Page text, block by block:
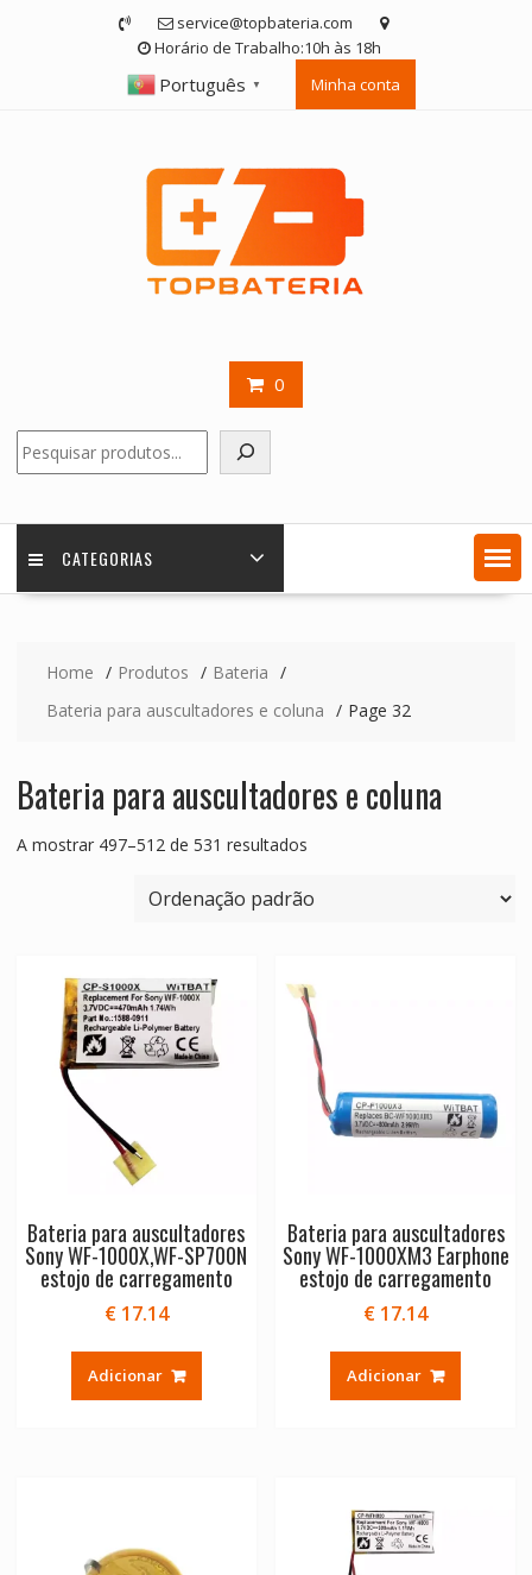
service@topbateria.com
Horário de Trabalho:10h às 18h
Português ▼ Minha conta
0
CATEGORIAS
Home Produtos
Bateria
Bateria para auscultadores e coluna
Page 32
Bateria para auscultadores e coluna
A mostrar 497–512 de 531 resultados
Bateria para auscultadores
Sony WF-1000X,WF-SP700N
estojo de carregamento
€17.14
Adicionar
Bateria para auscultadores
Sony WF-1000XM3 Earphone
estojo de carregamento
€ 17.14
Adicionar